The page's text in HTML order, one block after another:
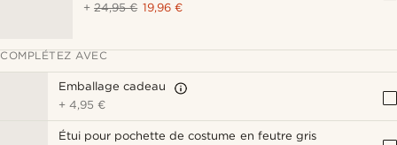
+24,95 € 19,96 €
COMPLÉTEZ AVEC
Emballage cadeau
+4,95 €
Étui pour pochette de costume en feutre gris